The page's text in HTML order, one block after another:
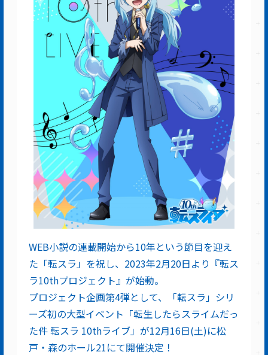
WEB小説の連載開始から10年という節目を迎え
た「転スラ」を祝し、2023年2月20日より『転ス
ラ10thプロジェクト』が始動。
プロジェクト企画第4弾として、「転スラ」シリ
ーズ初の大型イベント「転生したらスライムだっ
た件 転スラ 10thライブ」が12月16日(土)に松
戸・森のホール21にて開催決定！